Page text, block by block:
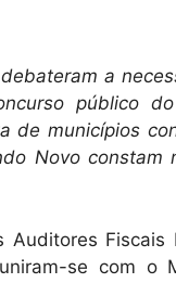
a
público
de municípios
Novo
se com o